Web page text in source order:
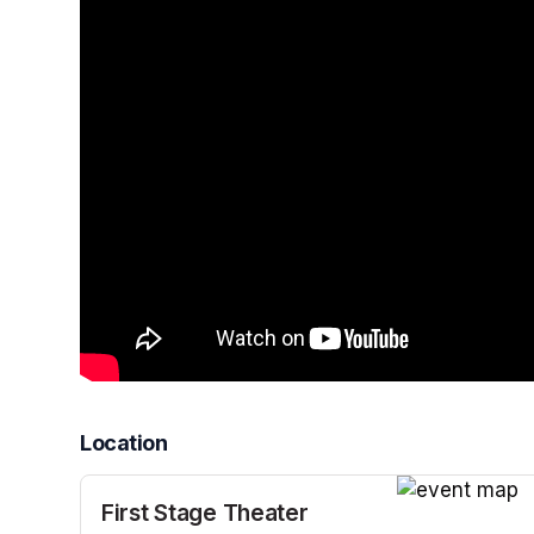
Location
First Stage Theater